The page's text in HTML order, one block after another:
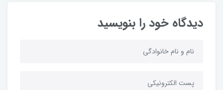
دیدگاه خود را بنویسید